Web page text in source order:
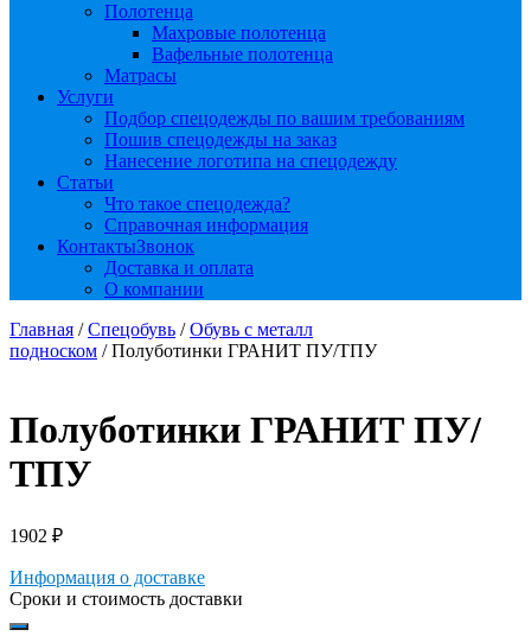
Полотенца
Махровые полотенца
Вафельные полотенца
Матрасы
Услуги
Подбор спецодежды по вашим требованиям
Пошив спецодежды на заказ
Нанесение логотипа на спецодежду
Статьи
Что такое спецодежда?
Справочная информация
КонтактыЗвонок
Доставка и оплата
О компании
Главная /Спецобувь /Обувь с металл
подноском / Полуботинки ГРАНИТ ПУ/ТПУ
Полуботинки ГРАНИТ ПУ/
ТПУ
1902 ₽
Информация о доставке
Сроки и стоимость доставки